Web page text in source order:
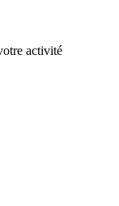
activité